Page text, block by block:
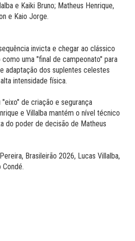
e Kaiki Bruno; Matheus Henrique,
e Kaio Jorge.
invicta e chegar ao clássico
uma "final de campeonato" para
adaptação dos suplentes celestes
intensidade física.
de criação e segurança
e Villalba mantém o nível técnico
do poder de decisão de Matheus
Brasileirão 2026, Lucas Villalba,